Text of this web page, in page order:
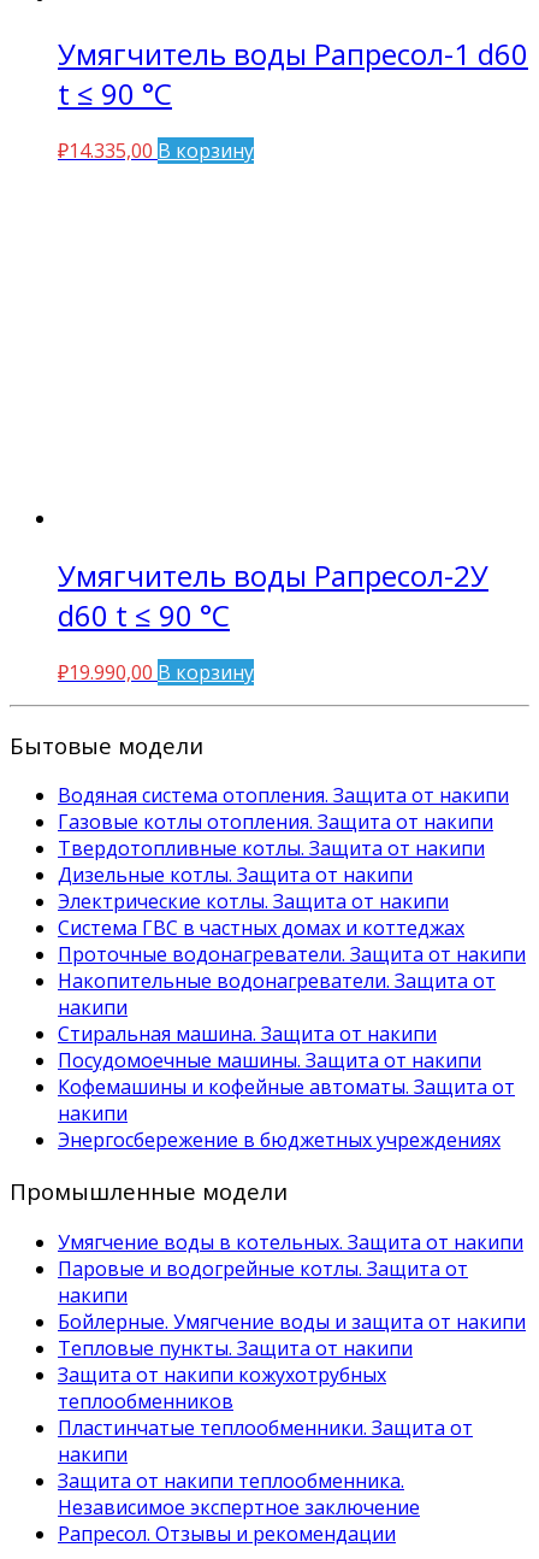
Умягчитель воды Рапресол-1 d60
t ≤ 90 °C
₽14.335,00 В корзину
Умягчитель воды Рапресол-2У
d60 t ≤ 90 °C
₽19.990,00 В корзину
Бытовые модели
Водяная система отопления. Защита от накипи
Газовые котлы отопления. Защита от накипи
Твердотопливные котлы. Защита от накипи
Дизельные котлы. Защита от накипи
Электрические котлы. Защита от накипи
Система ГВС в частных домах и коттеджах
Проточные водонагреватели. Защита от накипи
Накопительные водонагреватели. Защита от
накипи
Стиральная машина. Защита от накипи
Посудомоечные машины. Защита от накипи
Кофемашины и кофейные автоматы. Защита от
накипи
Энергосбережение в бюджетных учреждениях
Промышленные модели
Умягчение воды в котельных. Защита от накипи
Паровые и водогрейные котлы. Защита от
накипи
Бойлерные. Умягчение воды и защита от накипи
Тепловые пункты. Защита от накипи
Защита от накипи кожухотрубных
теплообменников
Пластинчатые теплообменники. Защита от
накипи
Защита от накипи теплообменника.
Независимое экспертное заключение
Рапресол. Отзывы и рекомендации